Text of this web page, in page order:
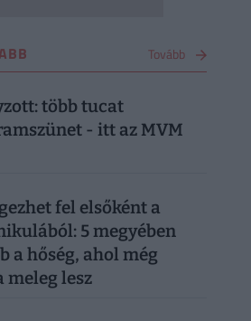
Tovább
több tucat
- itt az MVM
fel elsőként a
5 megyében
a hőség, ahol még
meleg lesz